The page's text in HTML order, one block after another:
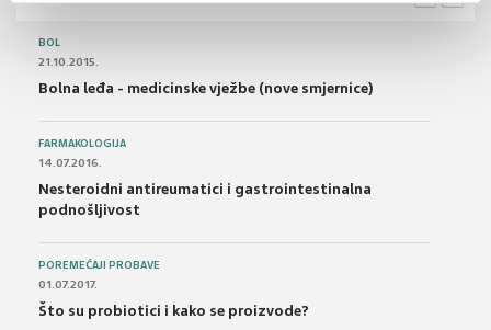
BOL
21.10.2015.
Bolna leđa - medicinske vježbe (nove smjernice)
FARMAKOLOGIJA
14.07.2016.
Nesteroidni antireumatici i gastrointestinalna
podnošljivost
POREMEĆAJI PROBAVE
01.07.2017.
Što su probiotici i kako se proizvode?